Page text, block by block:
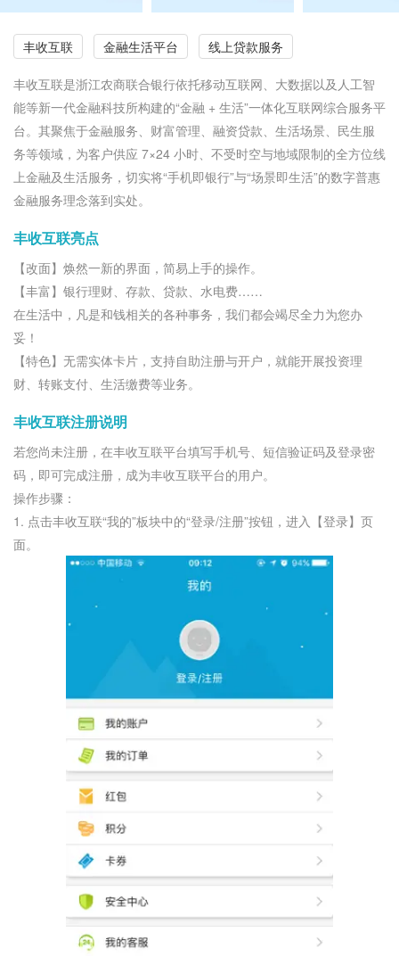
丰收互联 金融生活平台 线上贷款服务
丰收互联是浙江农商联合银行依托移动互联网、大数据以及人工智
能等新一代金融科技所构建的“金融 + 生活”一体化互联网综合服务平
台。其聚焦于金融服务、财富管理、融资贷款、生活场景、民生服
务等领域，为客户供应 7×24 小时、不受时空与地域限制的全方位线
上金融及生活服务，切实将“手机即银行”与“场景即生活”的数字普惠
金融服务理念落到实处。
丰收互联亮点
【改面】焕然一新的界面，简易上手的操作。
【丰富】银行理财、存款、贷款、水电费……
在生活中，凡是和钱相关的各种事务，我们都会竭尽全力为您办
妥！
【特色】无需实体卡片，支持自助注册与开户，就能开展投资理
财、转账支付、生活缴费等业务。
丰收互联注册说明
若您尚未注册，在丰收互联平台填写手机号、短信验证码及登录密
码，即可完成注册，成为丰收互联平台的用户。
操作步骤：
1. 点击丰收互联“我的”板块中的“登录/注册”按钮，进入【登录】页
面。